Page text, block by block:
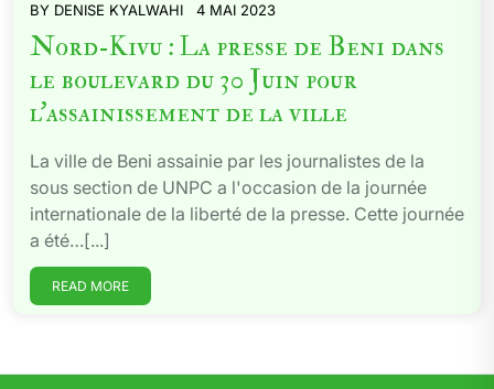
BY DENISE KYALWAHI 4 MAI 2023
Nord-Kivu : La presse de Beni dans
le boulevard du 30 Juin pour
l’assainissement de la ville
La ville de Beni assainie par les journalistes de la
sous section de UNPC a l'occasion de la journée
internationale de la liberté de la presse. Cette journée
a été…[...]
READ MORE